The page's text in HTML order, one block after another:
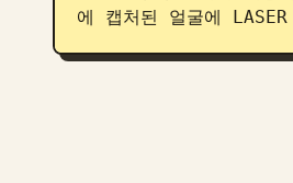
에 캡처된 얼굴에